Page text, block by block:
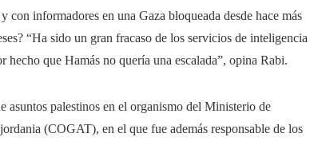
informadores en una Gaza bloqueada desde hace más
“Ha sido un gran fracaso de los servicios de inteligencia
que Hamás no quería una escalada”, opina Rabi.
palestinos en el organismo del Ministerio de
(COGAT), en el que fue además responsable de los